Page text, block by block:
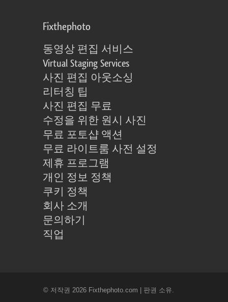
Fixthephoto
동영상 편집 서비스
Virtual Staging Services
사진 편집 아웃소싱
리터칭 팁
사진 편집 무료
수정을 위한 원시 사진
무료 포토샵 액션
무료 라이트룸 사전 설정
제휴 프로그램
개인 정보 정책
쿠키 정책
회사 소개
문의하기
직업
© 저작권 2026 Fixthephoto.com | 판권 소유.